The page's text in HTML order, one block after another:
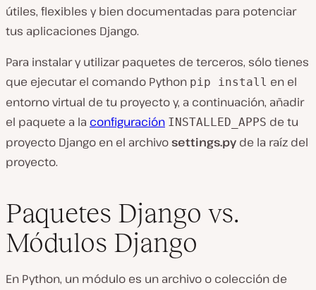
útiles, flexibles y bien documentadas para potenciar
tus aplicaciones Django.
Para instalar y utilizar paquetes de terceros, sólo tienes
que ejecutar el comando Python pip install en el
entorno virtual de tu proyecto y, a continuación, añadir
el paquete a la configuración INSTALLED_APPS de tu
proyecto Django en el archivosettings.py de la raíz del
proyecto.
Paquetes Django vs.
Módulos Django
En Python, un módulo es un archivo o colección de